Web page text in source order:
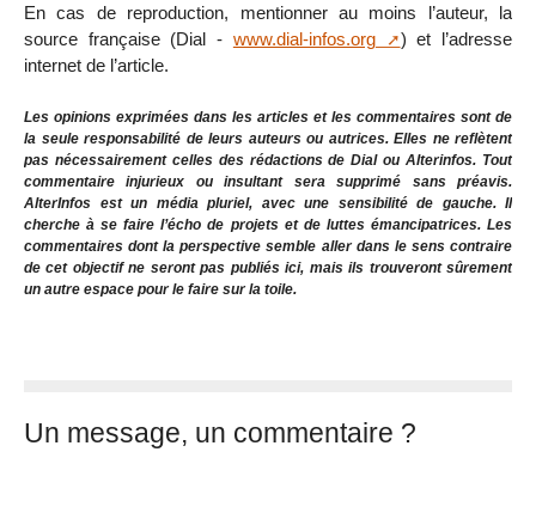
En cas de reproduction, mentionner au moins l’auteur, la
source française (Dial - www.dial-infos.org
) et l’adresse
internet de l’article.
Les opinions exprimées dans les articles et les commentaires sont de
la seule responsabilité de leurs auteurs ou autrices. Elles ne reflètent
pas nécessairement celles des rédactions de Dial ou Alterinfos. Tout
commentaire injurieux ou insultant sera supprimé sans préavis.
AlterInfos est un média pluriel, avec une sensibilité de gauche. Il
cherche à se faire l’écho de projets et de luttes émancipatrices. Les
commentaires dont la perspective semble aller dans le sens contraire
de cet objectif ne seront pas publiés ici, mais ils trouveront sûrement
un autre espace pour le faire sur la toile.
Un message, un commentaire ?